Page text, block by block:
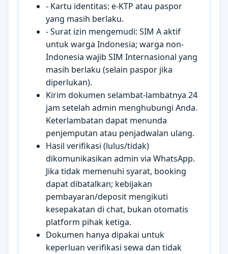
- Kartu identitas: e-KTP atau paspor
yang masih berlaku.
- Surat izin mengemudi: SIM A aktif
untuk warga Indonesia; warga non-
Indonesia wajib SIM Internasional yang
masih berlaku (selain paspor jika
diperlukan).
Kirim dokumen selambat-lambatnya 24
jam setelah admin menghubungi Anda.
Keterlambatan dapat menunda
penjemputan atau penjadwalan ulang.
Hasil verifikasi (lulus/tidak)
dikomunikasikan admin via WhatsApp.
Jika tidak memenuhi syarat, booking
dapat dibatalkan; kebijakan
pembayaran/deposit mengikuti
kesepakatan di chat, bukan otomatis
platform pihak ketiga.
Dokumen hanya dipakai untuk
keperluan verifikasi sewa dan tidak